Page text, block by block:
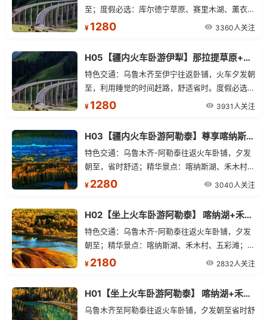
至；度假必选：库尔德宁草原、赛里木湖、薰衣草
园、霍尔果斯口岸；优选行程：蓝天白云、冰川雪
¥ 1280 3360人关注
H05【疆内火车卧游伊犁】那拉提草原+赛里木湖火车双卧四日游
特色交通：乌鲁木齐至伊宁往返卧铺，火车夕发朝
至，利用睡觉的时间赶路，舒适省时。度假必选：
高山河谷草原-那拉提、邂逅“大西洋最后一滴眼
体，犹如世外桃源。服务保障：全程零购物、游览
时间更充足，让您尽享旅行乐趣。贴心管家：优秀
导游讲解服务，全天贴心为您服务，让您旅途无
忧。精选酒店：伊宁三星酒店或携程三钻酒店。大
佳首选。
¥ 1280 3931人关注
H03【疆内火车卧游阿勒泰】尊享喀纳斯+禾木+白哈巴+五彩滩双卧五日游
特色交通：乌鲁木齐-阿勒泰往返火车卧铺，夕发
朝至，省时舒适；精华景点：喀纳斯湖、禾木村、
白哈巴、五彩滩；小众拼车：2-8人小团，天天
专属线路司机；服务打造：24小时管家在线服
务；提供机场/火车站无缝接送服务；小众出行：
父母游、亲子游、交友团、商务人士的最佳首选。
¥ 2280 3040人关注
H02【坐上火车卧游阿勒泰】 喀纳湖+禾木+五彩滩双卧五日游
特色交通：乌鲁木齐-阿勒泰往返火车卧铺，夕发
朝至；精华景点：喀纳斯湖、禾木村、五彩滩；
2-8人小团，商务车出行；精选酒店：贾登峪经济
¥ 2180 2832人关注
H01【坐上火车卧游阿勒泰】 喀纳湖+禾木+五彩滩双卧四日游
乌鲁木齐至阿勒泰往返火车卧铺，夕发朝至省时舒